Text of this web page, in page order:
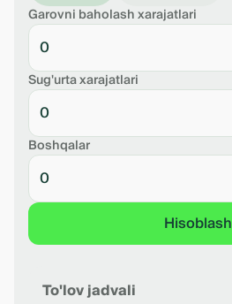
Garovni baholash xarajatlari
Sug'urta xarajatlari
Boshqalar
Hisoblash
To'lov jadvali